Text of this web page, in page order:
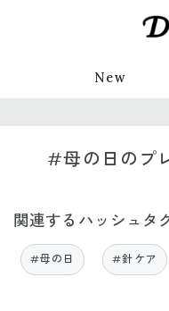
New
#母の日のプ
関連するハッシュタ
#母の日 #針ケア